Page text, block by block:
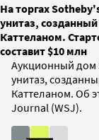
На торгах
унитаз,
Каттеланом.
составит $10 млн
Аукционный дом
унитаз,
Каттеланом. Об
Journal (WSJ).